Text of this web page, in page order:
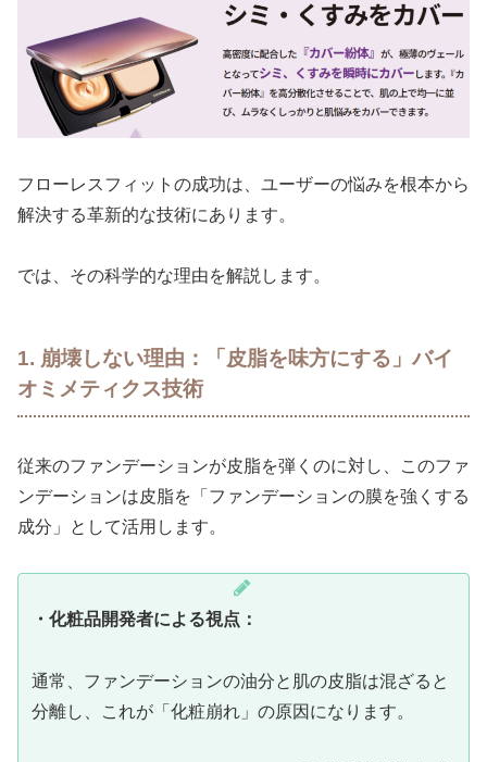
フローレスフィットの成功は、ユーザーの悩みを根本から
解決する革新的な技術にあります。
では、その科学的な理由を解説します。
1. 崩壊しない理由：「皮脂を味方にする」バイ
オミメティクス技術
従来のファンデーションが皮脂を弾くのに対し、このファ
ンデーションは皮脂を「ファンデーションの膜を強くする
成分」として活用します。
・化粧品開発者による視点：
通常、ファンデーションの油分と肌の皮脂は混ざると
分離し、これが「化粧崩れ」の原因になります。